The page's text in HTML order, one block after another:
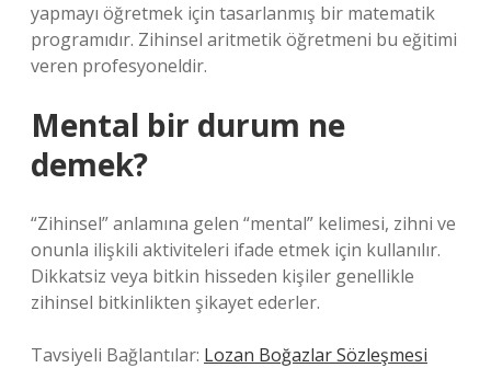
yapmayı öğretmek için tasarlanmış bir matematik
programıdır. Zihinsel aritmetik öğretmeni bu eğitimi
veren profesyoneldir.
Mental bir durum ne
demek?
“Zihinsel” anlamına gelen “mental” kelimesi, zihni ve
onunla ilişkili aktiviteleri ifade etmek için kullanılır.
Dikkatsiz veya bitkin hisseden kişiler genellikle
zihinsel bitkinlikten şikayet ederler.
Tavsiyeli Bağlantılar: Lozan Boğazlar Sözleşmesi